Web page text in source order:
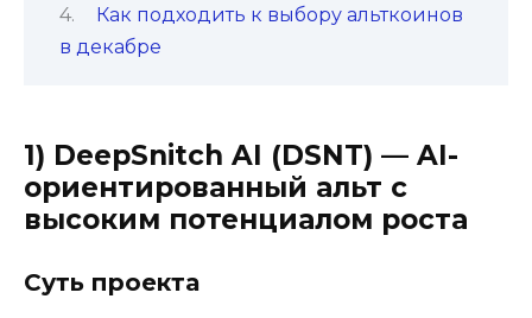
Как подходить к выбору альткоинов
в декабре
1) DeepSnitch AI (DSNT) — AI-
ориентированный альт с
высоким потенциалом роста
Суть проекта